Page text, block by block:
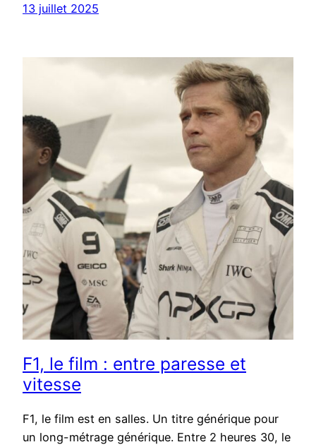
13 juillet 2025
F1, le film : entre paresse et
vitesse
F1, le film est en salles. Un titre générique pour
un long-métrage générique. Entre 2 heures 30, le